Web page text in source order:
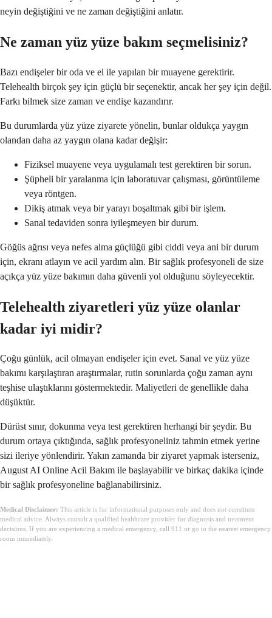
neyin değiştiğini ve ne zaman değiştiğini anlatır.
Ne zaman yüz yüze bakım seçmelisiniz?
Bazı endişeler bir oda ve el ile yapılan bir muayene gerektirir.
Telehealth birçok şey için güçlü bir seçenektir, ancak her şey için değil.
Farkı bilmek size zaman ve endişe kazandırır.
Bu durumlarda yüz yüze ziyarete yönelin, bunlar oldukça yaygın
olandan daha az yaygın olana kadar değişir:
Fiziksel muayene veya uygulamalı test gerektiren bir sorun.
Şüpheli bir yaralanma için laboratuvar çalışması, görüntüleme
veya röntgen.
Dikiş atmak veya bir yarayı boşaltmak gibi bir işlem.
Sanal tedaviden sonra iyileşmeyen bir durum.
Göğüs ağrısı veya nefes alma güçlüğü gibi ciddi veya ani bir durum
için, ekranı atlayın ve acil yardım alın. Bir sağlık profesyoneli de size
açıkça yüz yüze bakımın daha güvenli yol olduğunu söyleyecektir.
Telehealth ziyaretleri yüz yüze olanlar
kadar iyi midir?
Çoğu günlük, acil olmayan endişeler için evet. Sanal ve yüz yüze
bakımı karşılaştıran araştırmalar, rutin sorunlarda çoğu zaman aynı
teşhise ulaştıklarını göstermektedir. Maliyetleri de genellikle daha
düşüktür.
Dürüst sınır, dokunma veya test gerektiren herhangi bir şeydir. Bu
durum ortaya çıktığında, sağlık profesyoneliniz tahmin etmek yerine
sizi ileriye yönlendirir. Yakın zamanda bir ziyaret yapmak isterseniz,
August AI Online Acil Bakım ile başlayabilir ve birkaç dakika içinde
bir sağlık profesyoneline bağlanabilirsiniz.
Medical Disclaimer: This article is for informational purposes only and does not constitute
medical advice. Always consult a qualified healthcare provider for diagnosis and treatment
decisions. If you are experiencing a medical emergency, call 911 or go to the nearest emergency
room immediately.